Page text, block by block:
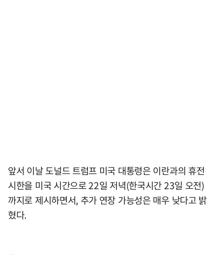
앞서 이날 도널드 트럼프 미국 대통령은 이란과의 휴전
시한을 미국 시간으로 22일 저녁(한국시간 23일 오전)
까지로 제시하면서, 추가 연장 가능성은 매우 낮다고 밝
혔다.